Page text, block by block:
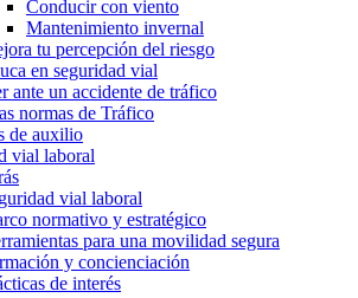
Conducir con viento
Mantenimiento invernal
tu percepción del riesgo
en seguridad vial
ante un accidente de tráfico
normas de Tráfico
de auxilio
vial laboral
vial laboral
normativo y estratégico
para una movilidad segura
y concienciación
de interés